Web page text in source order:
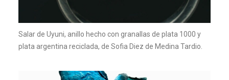
Salar de Uyuni, anillo hecho con granallas de plata 1000 y
plata argentina reciclada, de Sofia Diez de Medina Tardio.